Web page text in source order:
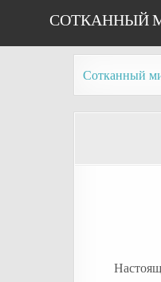
СОТКАННЫЙ
Сотканный